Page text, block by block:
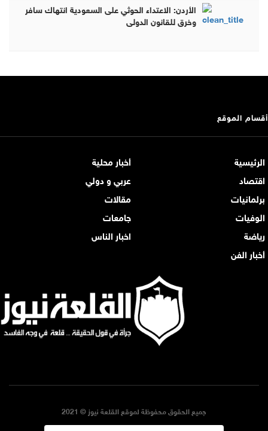
الأردن: الاعتداء الحوثي على السعودية انتهاك سافر
وخرق للقانون الدولي
أقسام الموقع
الرئيسية
أخبار محلية
اقتصاد
عربي و دولي
برلمانيات
مقالات
الوفيات
جامعات
رياضة
اخبار الناس
أخبار الفن
جميع الحقوق محفوظة لموقع القلعة نيوز © 2021